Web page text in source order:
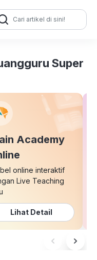
Super
Academy
online interaktif
Live Teaching
Lihat Detail